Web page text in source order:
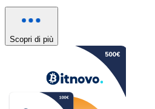
Scopri di più